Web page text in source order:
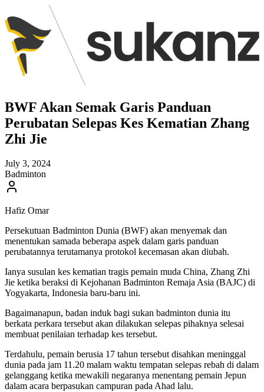
BWF Akan Semak Garis Panduan
Perubatan Selepas Kes Kematian Zhang
Zhi Jie
July 3, 2024
Badminton
Hafiz Omar
Persekutuan Badminton Dunia (BWF) akan menyemak dan
menentukan samada beberapa aspek dalam garis panduan
perubatannya terutamanya protokol kecemasan akan diubah.
Ianya susulan kes kematian tragis pemain muda China, Zhang Zhi
Jie ketika beraksi di Kejohanan Badminton Remaja Asia (BAJC) di
Yogyakarta, Indonesia baru-baru ini.
Bagaimanapun, badan induk bagi sukan badminton dunia itu
berkata perkara tersebut akan dilakukan selepas pihaknya selesai
membuat penilaian terhadap kes tersebut.
Terdahulu, pemain berusia 17 tahun tersebut disahkan meninggal
dunia pada jam 11.20 malam waktu tempatan selepas rebah di dalam
gelanggang ketika mewakili negaranya menentang pemain Jepun
dalam acara berpasukan campuran pada Ahad lalu.